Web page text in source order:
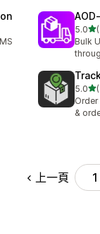
5.0滿
共有
Bulk
5.0滿
共有
&
上一頁 1